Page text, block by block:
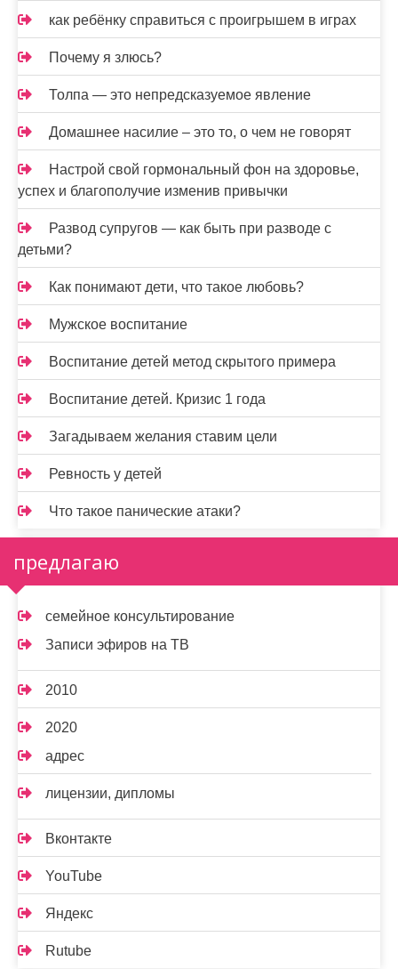
как ребёнку справиться с проигрышем в играх
Почему я злюсь?
Толпа — это непредсказуемое явление
Домашнее насилие – это то, о чем не говорят
Настрой свой гормональный фон на здоровье,
успех и благополучие изменив привычки
Развод супругов — как быть при разводе с
детьми?
Как понимают дети, что такое любовь?
Мужское воспитание
Воспитание детей метод скрытого примера
Воспитание детей. Кризис 1 года
Загадываем желания ставим цели
Ревность у детей
Что такое панические атаки?
предлагаю
семейное консультирование
Записи эфиров на ТВ
2010
2020
адрес
лицензии, дипломы
Вконтакте
YouTube
Яндекс
Rutube